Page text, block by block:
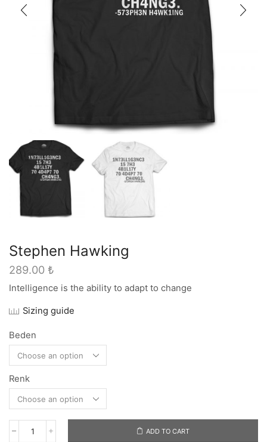
Stephen Hawking
289.00 ₺
Intelligence is the ability to adapt to change
Sizing guide
Beden
Renk
Stephen
ADD TO CART